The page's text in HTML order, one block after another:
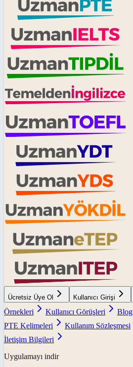
Ücretsiz Üye Ol Kullanıcı Girişi
Örnekleri
Kullanıcı Görüşleri Blog
PTE Kelimeleri
Kullanım Sözleşmesi
İletişim Bilgileri
Uygulamayı indir